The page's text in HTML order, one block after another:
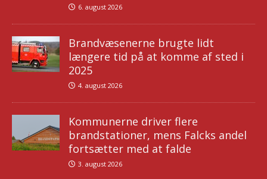
6. august 2026
Brandvæsenerne brugte lidt
længere tid på at komme af sted i
2025
4. august 2026
Kommunerne driver flere
brandstationer, mens Falcks andel
fortsætter med at falde
3. august 2026